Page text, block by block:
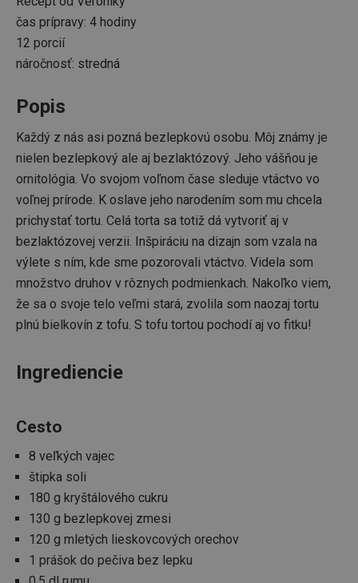
čas prípravy: 4 hodiny
12 porcií
náročnosť: stredná
Popis
Každý z nás asi pozná bezlepkovú osobu. Môj známy je
nielen bezlepkový ale aj bezlaktózový. Jeho vášňou je
ornitológia. Vo svojom voľnom čase sleduje vtáctvo vo
voľnej prírode. K oslave jeho narodením som mu chcela
prichystať tortu. Celá torta sa totiž dá vytvoriť aj v
bezlaktózovej verzii. Inšpiráciu na dizajn som vzala na
výlete s ním, kde sme pozorovali vtáctvo. Videla som
množstvo druhov v rôznych podmienkach. Nakoľko viem,
že sa o svoje telo veľmi stará, zvolila som naozaj tortu
plnú bielkovín z tofu. S tofu tortou pochodí aj vo fitku!
Ingrediencie
Cesto
8 veľkých vajec
štipka soli
180 g kryštálového cukru
130 g bezlepkovej zmesi
120 g mletých lieskovcových orechov
1 prášok do pečiva bez lepku